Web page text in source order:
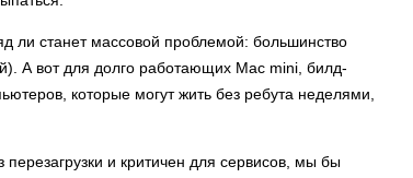
ли станет массовой проблемой: большинство
А вот для долго работающих Mac mini, билд-
которые могут жить без ребута неделями,
и критичен для сервисов, мы бы